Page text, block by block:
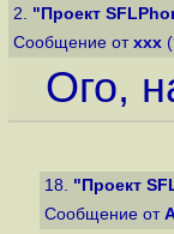
2. "Проект
Сообщение от xxx
Ого,
18. "Проект
Сообщение от